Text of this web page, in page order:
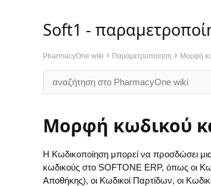
Soft1 -
PharmacyOne wiki Παραμετροποίηση Μορφή
Μορφή κωδικού
Η Kωδικοποίηση μπορεί να προσδώσει
κωδικούς στο SOFTONE ERP, όπως οι
Αποθήκης), οι Κωδικοί Παρτίδων, οι